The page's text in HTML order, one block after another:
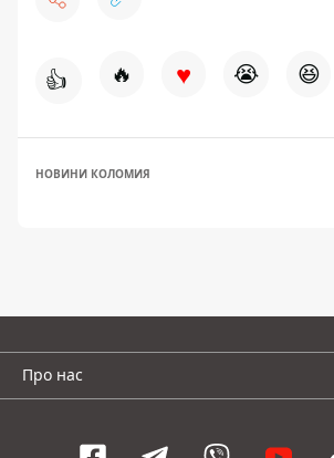
👍 🔥 ♥ 😭 😆
НОВИНИ КОЛОМИЯ
Про нас